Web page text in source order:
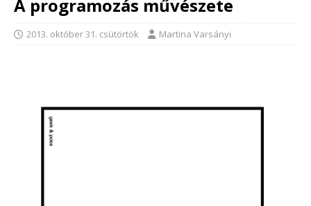
A programozás művészete
2013. október 31. csütörtök Martina Varsányi